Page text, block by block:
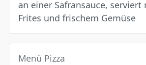
an einer Safransauce,
Frites und frischem Gemüse
Menü Pizza